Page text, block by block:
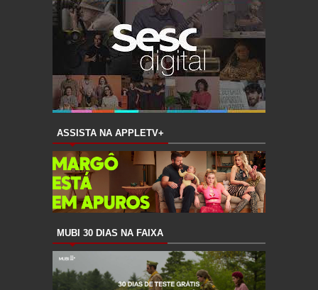
ASSISTA NA APPLETV+
MUBI 30 DIAS NA FAIXA